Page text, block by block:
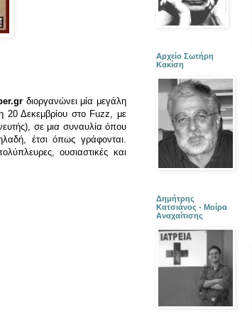
διοργανώνει μία μεγάλη
20 Δεκεμβρίου στο Fuzz, με
σε μια συναυλία όπου
έτσι όπως γράφονται.
ουσιαστικές και
Αρχείο Σωτήρη
Κακίση
Δημήτρης
Κατσιάνος - Μοίρα
Αναχαίτισης